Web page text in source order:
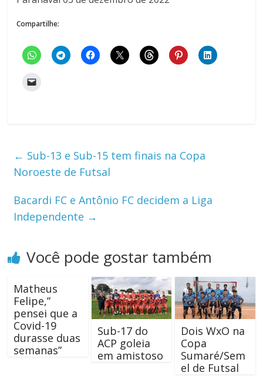
Compartilhe:
← Sub-13 e Sub-15 tem finais na Copa
Noroeste de Futsal
Bacardi FC e Antônio FC decidem a Liga
Independente →
Você pode gostar também
Matheus
Felipe,”
pensei que a
Covid-19
durasse duas
semanas”
Sub-17 do
ACP goleia
em amistoso
Dois WxO na
Copa
Sumaré/Sem
el de Futsal